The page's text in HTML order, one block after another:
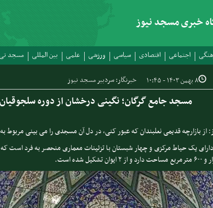
خبری مسجد نیوز
اجتماعی اقتصادی سیاسی ورزشی علمی بین المللی مسجد
۸ بهمن ۱۴۰۳ - ۱۰:۴۵ خبرنگار: سردبیر مسجد نیوز
مسجد جامع گرگان؛ نگینی درخشان از دوره سلجوقیان
:از بازارچه قدیمی نعلبندان که عبور کنی، در دل آن مسجدی را می بینی مربوط
یک حیاط مرکزی و چهار شبستان با تزئینات معماری منحصر به فرد است
شده است.